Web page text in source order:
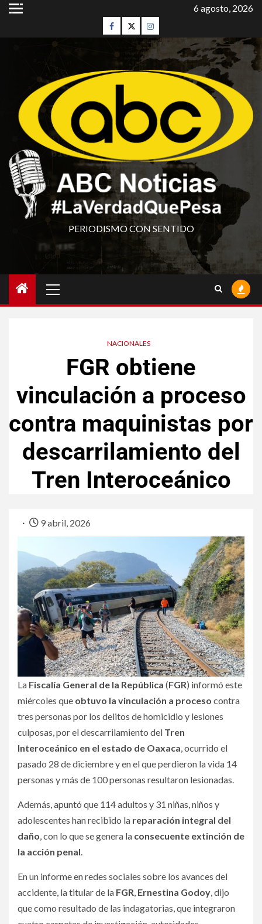
6 agosto, 2026
PERIODISMO CON SENTIDO
NACIONALES
FGR obtiene
vinculación a proceso
contra maquinistas por
descarrilamiento del
Tren Interoceánico
9 abril, 2026
La Fiscalía General de la República (FGR) informó este
miércoles que obtuvo la vinculación a proceso contra
tres personas por los delitos de homicidio y lesiones
culposas, por el descarrilamiento del Tren
Interoceánico en el estado de Oaxaca , ocurrido el
pasado 28 de diciembre y en el que perdieron la vida 14
personas y más de 100 personas resultaron lesionadas.
Además, apuntó que 114 adultos y 31 niñas, niños y
adolescentes han recibido la reparación integral del
daño , con lo que se genera la consecuente extinción de
la acción penal
En un informe en redes sociales sobre los avances del
accidente, la titular de la FGR Ernestina Godoy , dijo
que como resultado de las indagatorias, que integraron